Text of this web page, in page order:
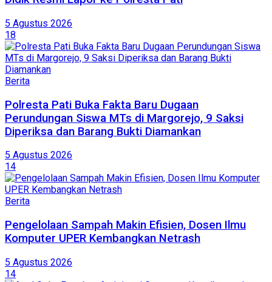
5 Agustus 2026
18
Berita
Polresta Pati Buka Fakta Baru Dugaan
Perundungan Siswa MTs di Margorejo, 9 Saksi
Diperiksa dan Barang Bukti Diamankan
5 Agustus 2026
14
Berita
Pengelolaan Sampah Makin Efisien, Dosen Ilmu
Komputer UPER Kembangkan Netrash
5 Agustus 2026
14